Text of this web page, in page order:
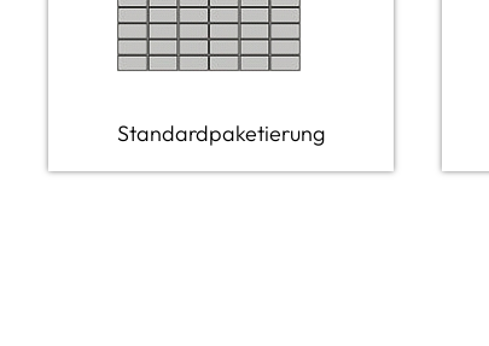
Standardpaketierung